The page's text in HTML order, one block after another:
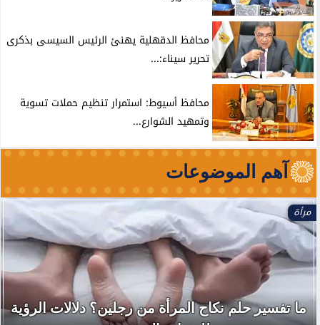
محافظ الدقهلية يهنئ الرئيس السيسى بذكرى
تحرير سيناء:...
محافظ أسيوط: استمرار تنظيم حملات تسوية
وتمهيد الشوارع...
آهم الموضوعات
مرأة
ما تفسير حلم نكاح المرأة من رجلين؟ دلالات الرؤية